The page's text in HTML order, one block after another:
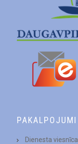
PAKALPOJUMI
Dienesta viesnīca